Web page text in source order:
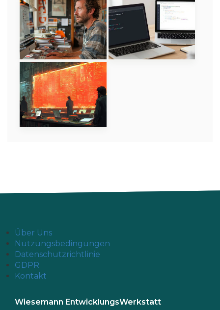
Über Uns
Nutzungsbedingungen
Datenschutzrichtlinie
GDPR
Kontakt
Wiesemann EntwicklungsWerkstatt